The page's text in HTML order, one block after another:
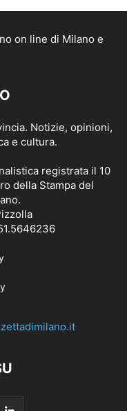
Notizie, opinioni,
e cultura.
registrata il 10
della Stampa del